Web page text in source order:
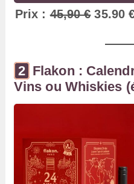
Prix :45,90 €35.90
Flakon :
Vins ou Whiskies